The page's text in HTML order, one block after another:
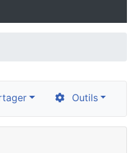
Outils